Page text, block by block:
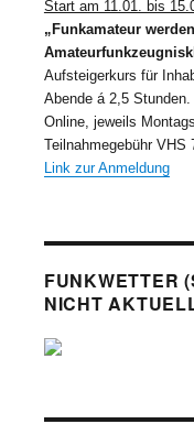
Start am 11.01. bis
„Funkamateur
Aufsteigerkurs für
Abende á 2,5 Stunden.
Online, jeweils
Teilnahmegebühr VHS
Link zur Anmeldung
FUNKWETTER
NICHT